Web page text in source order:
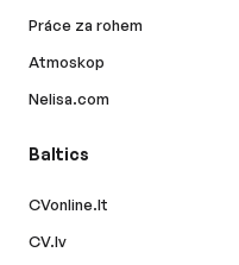
Práce za rohem
Atmoskop
Nelisa.com
Baltics
CVonline.lt
CV.lv